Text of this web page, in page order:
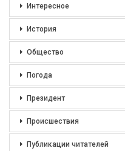
Интересное
История
Общество
Погода
Президент
Происшествия
Публикации читателей